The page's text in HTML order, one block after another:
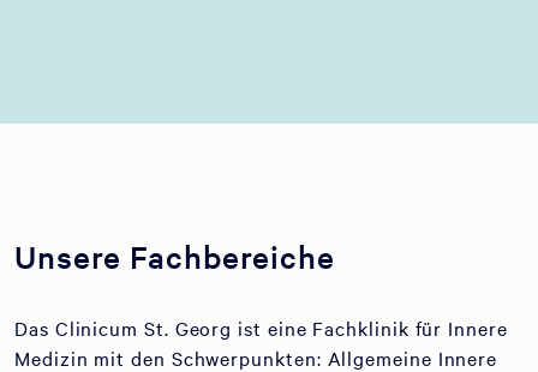
Unsere Fachbereiche
Das Clinicum St. Georg ist eine Fachklinik für Innere
Medizin mit den Schwerpunkten: Allgemeine Innere